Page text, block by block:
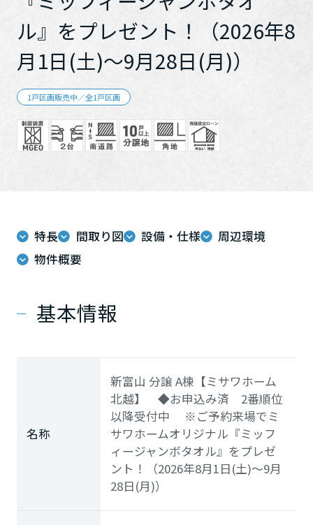
ミサワアイデンティティ
ル』をプレゼント！（2026年8
月1日(土)～9月28日(月)）
1戸区画販売中／全1戸区画
特長 間取り図 設備・仕様
周辺環境
物件概要
基本情報
名称
新富山 分譲 A棟【ミサワホーム
北越】 ◆お申込み済 2番順位
以降受付中 ※ご予約来場でミ
サワホームオリジナル『ミッフ
ィージャンボタオル』をプレゼ
ント！（2026年8月1日(土)～9月
28日(月)）